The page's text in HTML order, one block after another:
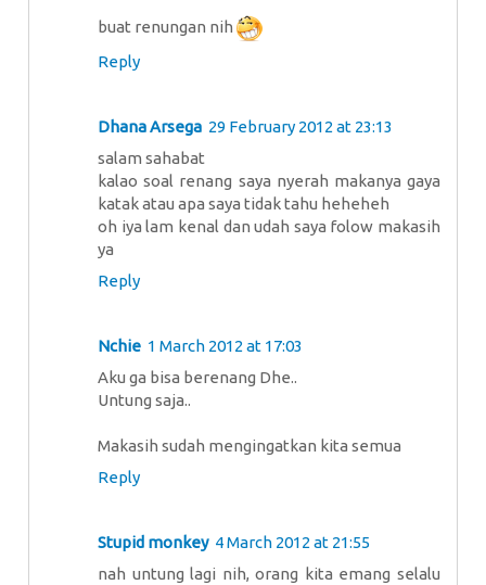
buat renungan nih
Reply
Dhana Arsega 29 February 2012 at 23:13
salam sahabat
kalao soal renang saya nyerah makanya gaya
katak atau apa saya tidak tahu heheheh
oh iya lam kenal dan udah saya folow makasih
ya
Reply
Nchie 1 March 2012 at 17:03
Aku ga bisa berenang Dhe..
Untung saja..
Makasih sudah mengingatkan kita semua
Reply
Stupid monkey 4 March 2012 at 21:55
nah untung lagi nih, orang kita emang selalu